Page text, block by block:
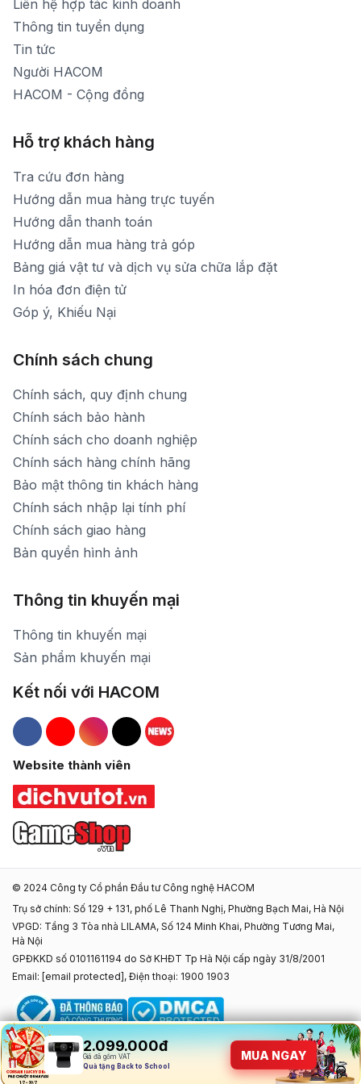
2.099.000đ
Giá đã gồm VAT
Quà tặng tựu trường độc quyền
MUA NGAY
2.099.000đ
Giá đã gồm VAT
Quà tặng Back to School
MUA NGAY
Thời gian mở cửa: Từ 8h30-20h hàng ngày
Liên hệ hợp tác kinh doanh
Thông tin tuyển dụng
Tin tức
Người HACOM
HACOM - Cộng đồng
Hỗ trợ khách hàng
Tra cứu đơn hàng
Hướng dẫn mua hàng trực tuyến
Hướng dẫn thanh toán
Hướng dẫn mua hàng trả góp
Bảng giá vật tư và dịch vụ sửa chữa lắp đặt
In hóa đơn điện tử
Góp ý, Khiếu Nại
Chính sách chung
Chính sách, quy định chung
Chính sách bảo hành
Chính sách cho doanh nghiệp
Chính sách hàng chính hãng
Bảo mật thông tin khách hàng
Chính sách nhập lại tính phí
Chính sách giao hàng
Bản quyền hình ảnh
Thông tin khuyến mại
Thông tin khuyến mại
Sản phẩm khuyến mại
Kết nối với HACOM
Hacom Facebook
Hacom YouTube
Hacom Instagram
Hacom TikTok
Website thành viên
© 2024 Công ty Cổ phần Đầu tư Công nghệ HACOM
Trụ sở chính: Số 129 + 131, phố Lê Thanh Nghị, Phường Bạch Mai, Hà Nội
VPGD: Tầng 3 Tòa nhà LILAMA, Số 124 Minh Khai, Phường Tương Mai,
Hà Nội
GPĐKKD số 0101161194 do Sở KHĐT Tp Hà Nội cấp ngày 31/8/2001
Email: [email protected] , Điện thoại: 1900 1903